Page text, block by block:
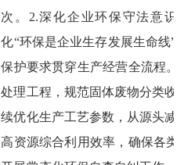
次。 2.深化企业环保守法意识
化“环保是企业生存发展生命线”
保护要求贯穿生产经营全流程。
处理工程，规范固体废物分类收
续优化生产工艺参数，从源头减
高资源综合利用效率，确保各类